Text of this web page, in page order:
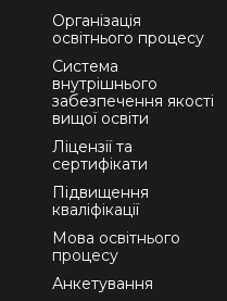
Організація
освітнього процесу
Система
внутрішнього
забезпечення якості
вищої освіти
Ліцензії та
сертифікати
Підвищення
кваліфікації
Мова освітнього
процесу
Анкетування